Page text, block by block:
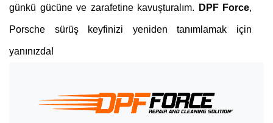
günkü gücüne ve zarafetine kavuşturalım. DPF Force,
Porsche sürüş keyfinizi yeniden tanımlamak için
yanınızda!